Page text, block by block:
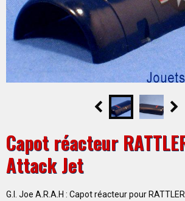
Capot réacteur
Attack Jet
G.I. Joe A.R.A.H : Capot réacteur pour